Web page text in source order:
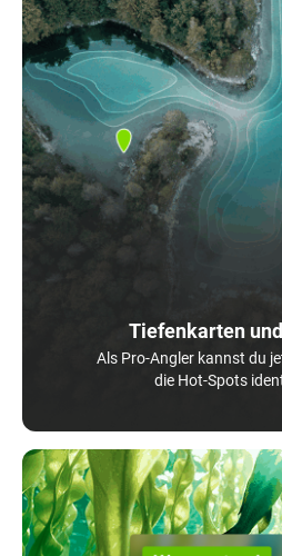
Tiefenkarten
Als Pro-Angler kannst du
die Hot-Spots